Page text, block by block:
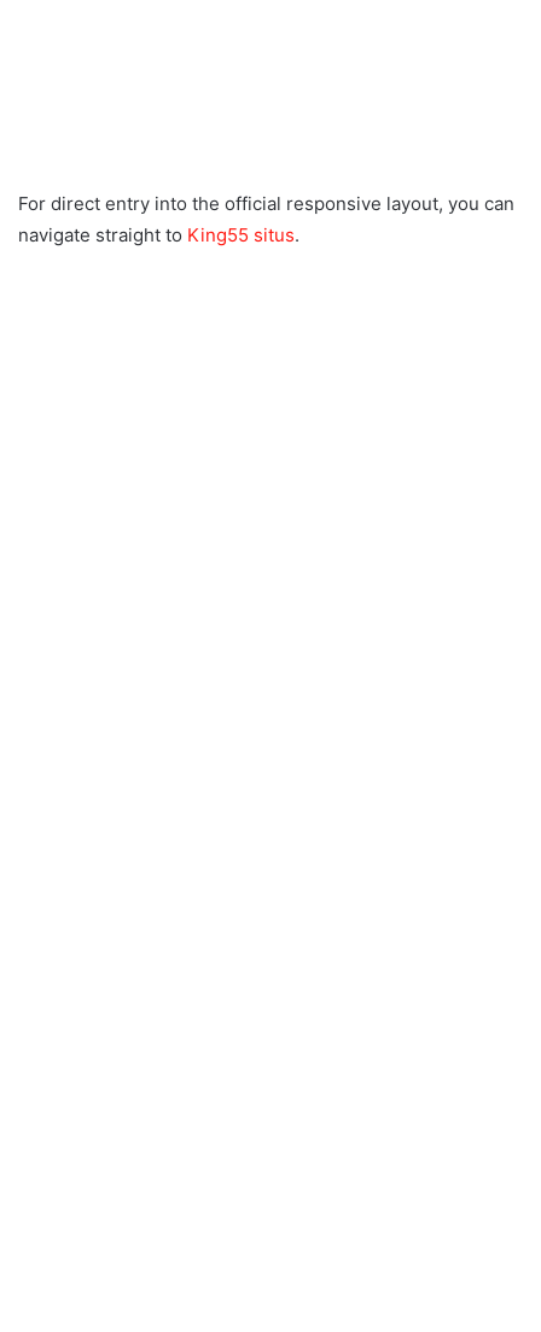
For direct entry into the official responsive layout, you can
navigate straight to King55 situs.